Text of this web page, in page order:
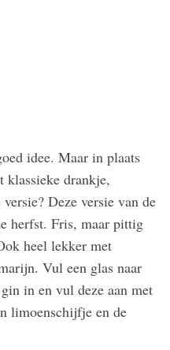
idee. Maar in plaats
klassieke drankje,
Deze versie van de
herfst. Fris, maar pittig
heel lekker met
Vul een glas naar
in en vul deze aan met
limoenschijfje en de